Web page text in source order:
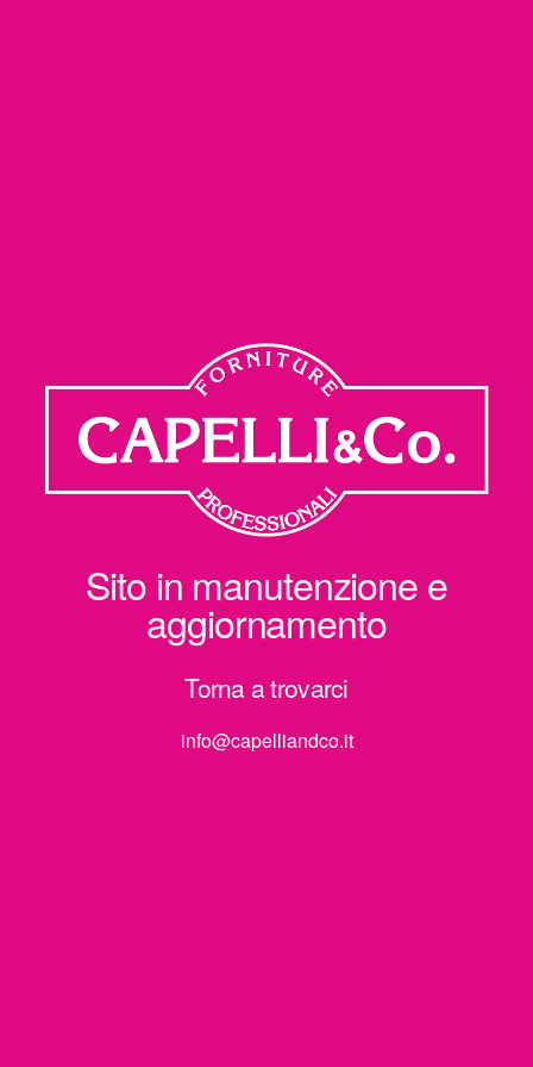
Sito in manutenzione e
aggiornamento
Torna a trovarci
info@capelliandco.it